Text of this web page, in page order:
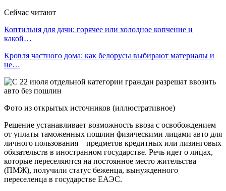
Сейчас читают
Коптильня для дачи: горячее или холодное копчение и
какой…
Кровля частного дома: как белорусы выбирают материалы и
не…
Фото из открытых источников (иллюстративное)
Решение устанавливает возможность ввоза с освобождением
от уплаты таможенных пошлин физическими лицами авто для
личного пользования – предметов кредитных или лизинговых
обязательств в иностранном государстве. Речь идет о лицах,
которые переселяются на постоянное место жительства
(ПМЖ), получили статус беженца, вынужденного
переселенца в государстве ЕАЭС.